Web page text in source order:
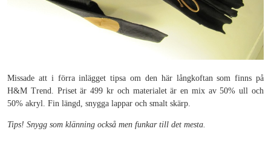
Missade att i förra inlägget tipsa om den här långkoftan som finns på
H&M Trend. Priset är 499 kr och materialet är en mix av 50% ull och
50% akryl. Fin längd, snygga lappar och smalt skärp.
Tips! Snygg som klänning också men funkar till det mesta.